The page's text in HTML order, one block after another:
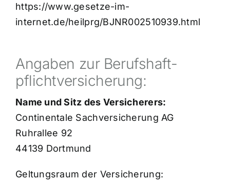
https://www.gesetze-im-
internet.de/heilprg/BJNR002510939.html
Angaben zur Berufshaft­
pflicht­versicherung:
Name und Sitz des Versicherers:
Continentale Sachversicherung AG
Ruhrallee 92
44139 Dortmund
Geltungsraum der Versicherung: